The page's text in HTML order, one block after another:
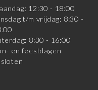
12:30 - 18:00
t/m vrijdag: 8:30 -
8:30 - 16:00
en feestdagen